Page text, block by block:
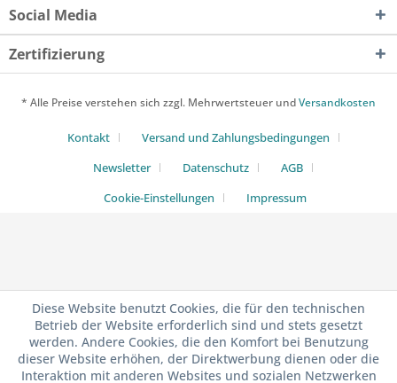
Social Media
Zertifizierung
* Alle Preise verstehen sich zzgl. Mehrwertsteuer undVersandkosten
Kontakt
Versand und Zahlungsbedingungen
Newsletter
Datenschutz
AGB
Cookie-Einstellungen
Impressum
Diese Website benutzt Cookies, die für den technischen
Betrieb der Website erforderlich sind und stets gesetzt
werden. Andere Cookies, die den Komfort bei Benutzung
dieser Website erhöhen, der Direktwerbung dienen oder die
Interaktion mit anderen Websites und sozialen Netzwerken